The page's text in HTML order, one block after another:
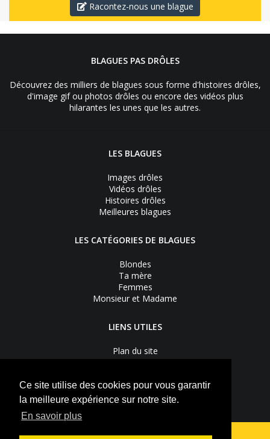
Ce site utilise des cookies pour vous garantir
la meilleure expérience sur notre site.
En savoir plus
Racontez-nous une blague
BLAGUES PAS DRÔLES
Découvrez des milliers de blagues sous forme d'histoires drôles,
d'image gif ou photos drôles ou encore des vidéos plus
hilarantes les unes que les autres.
LES BLAGUES
Images drôles
Vidéos drôles
Histoires drôles
Meilleures blagues
LES CATÉGORIES DE BLAGUES
Blondes
Ta mère
Femmes
Monsieur et Madame
LIENS UTILES
Plan du site
Nous contacter
Mentions légales
Vie privée
Suivez-nous sur Facebook Youtube